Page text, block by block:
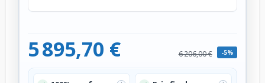
5 895,70 € 6 206,00 € -5%